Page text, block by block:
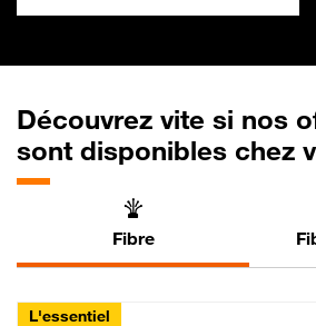
Découvrez vite si nos
sont disponibles chez
Fibre
L'essentiel